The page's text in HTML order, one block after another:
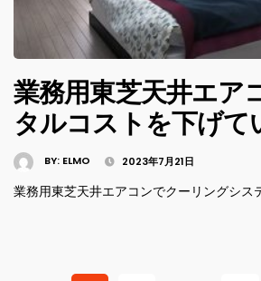
業務用東芝天井エア
タルコストを下げて
BY: ELMO 2023年7月21日
業務用東芝天井エアコンでクーリングシス